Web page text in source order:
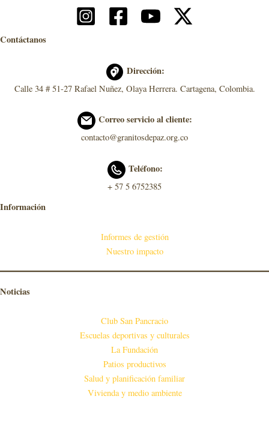
Contáctanos
Dirección:
Calle 34 # 51-27 Rafael Nuñez, Olaya Herrera. Cartagena, Colombia.
Correo servicio al cliente:
contacto@granitosdepaz.org.co
Teléfono:
+ 57 5 6752385
Información
Informes de gestión
Nuestro impacto
Noticias
Club San Pancracio
Escuelas deportivas y culturales
La Fundación
Patios productivos
Salud y planificación familiar
Vivienda y medio ambiente